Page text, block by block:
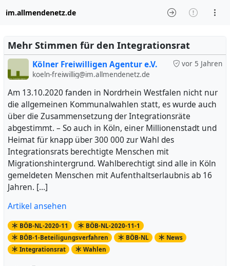
im.allmendenetz.de
Mehr Stimmen für den Integrationsrat
vor 5 Jahren
Kölner Freiwilligen Agentur e.V.
koeln-freiwillig@im.allmendenetz.de
Am 13.10.2020 fanden in Nordrhein Westfalen nicht nur
die allgemeinen Kommunalwahlen statt, es wurde auch
über die Zusammensetzung der Integrationsräte
abgestimmt. – So auch in Köln, einer Millionenstadt und
Heimat für knapp über 300 000 zur Wahl des
Integrationsrats berechtigte Menschen mit
Migrationshintergrund. Wahlberechtigt sind alle in Köln
gemeldeten Menschen mit Aufenthaltserlaubnis ab 16
Jahren. […]
Artikel ansehen
BÖB-NL-2020-11
BÖB-NL-2020-11-1
BÖB-1-Beteiligungsverfahren
BÖB-NL
News
Integrationsrat
Wahlen